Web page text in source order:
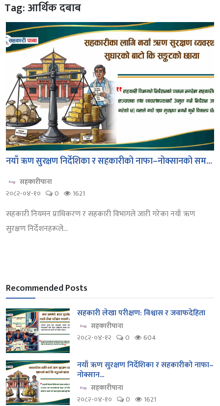
Tag: आर्थिक दबाब
नयाँ ऋण सुरक्षण निर्देशिका र सहकारीको नाफा–नोक्सानको सम...
सहकारीपाना
२०८२-०४-१०
0 1621
सहकारी नियमन प्राधिकरण र सहकारी विभागले जारी गरेका नयाँ ऋण
सुरक्षण निर्देशनहरूले...
Recommended Posts
सहकारी लेखा परीक्षण: विश्वास र जवाफदेहिता
सहकारीपाना
२०८२-०४-१२
0 604
नयाँ ऋण सुरक्षण निर्देशिका र सहकारीको नाफा–
नोक्सान...
सहकारीपाना
२०८२-०४-१०
0 1621